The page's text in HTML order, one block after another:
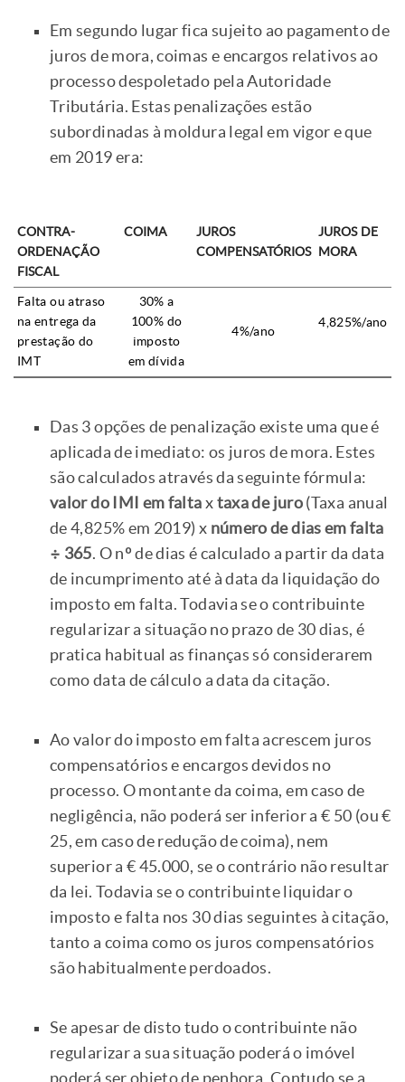
Em segundo lugar fica sujeito ao pagamento de
juros de mora, coimas e encargos relativos ao
processo despoletado pela Autoridade
Tributária. Estas penalizações estão
subordinadas à moldura legal em vigor e que
em 2019 era:
CONTRA-
ORDENAÇÃO
FISCAL
COIMA
JUROS
COMPENSATÓRIOS
JUROS DE
MORA
Falta ou atraso
na entrega da
prestação do
IMT
30% a
100% do
imposto
em dívida
4%/ano
4,825%/ano
Das 3 opções de penalização existe uma que é
aplicada de imediato: os juros de mora. Estes
são calculados através da seguinte fórmula:
valor do IMI em falta x taxa de juro(Taxa anual
de 4,825% em 2019) x número de dias em falta
÷ 365. O nº de dias é calculado a partir da data
de incumprimento até à data da liquidação do
imposto em falta. Todavia se o contribuinte
regularizar a situação no prazo de 30 dias, é
pratica habitual as finanças só considerarem
como data de cálculo a data da citação.
Ao valor do imposto em falta acrescem juros
compensatórios e encargos devidos no
processo. O montante da coima, em caso de
negligência, não poderá ser inferior a € 50 (ou €
25, em caso de redução de coima), nem
superior a € 45.000, se o contrário não resultar
da lei. Todavia se o contribuinte liquidar o
imposto e falta nos 30 dias seguintes à citação,
tanto a coima como os juros compensatórios
são habitualmente perdoados.
Se apesar de disto tudo o contribuinte não
regularizar a sua situação poderá o imóvel